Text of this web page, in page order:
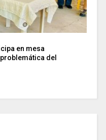
en mesa
del